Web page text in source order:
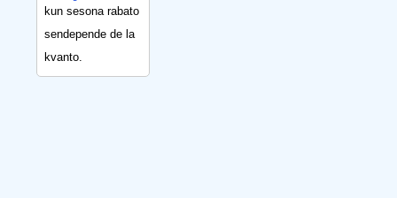
kun sesona rabato
sendepende de la
kvanto.